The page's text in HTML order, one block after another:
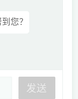
您？